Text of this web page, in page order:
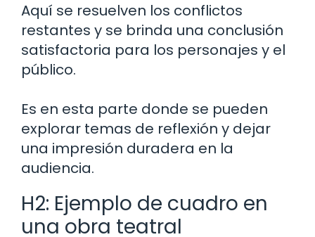
Aquí se resuelven los conflictos
restantes y se brinda una conclusión
satisfactoria para los personajes y el
público.
Es en esta parte donde se pueden
explorar temas de reflexión y dejar
una impresión duradera en la
audiencia.
H2: Ejemplo de cuadro en
una obra teatral